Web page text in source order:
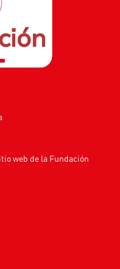
web de la Fundación